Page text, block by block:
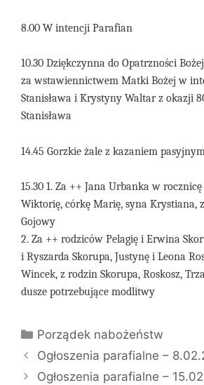
8.00 W intencji Parafian
10.30 Dziękczynna do Opatrzności
za wstawiennictwem Matki Bożej w
Stanisława i Krystyny Waltar z okazji
Stanisława
14.45 Gorzkie żale z kazaniem
15.30 1. Za ++ Jana Urbanka w
Wiktorię, córkę Marię, syna Krystiana,
Gojowy
2. Za ++ rodziców Pelagię i Erwina
i Ryszarda Skorupa, Justynę i Leona
Wincek, z rodzin Skorupa, Roskosz,
dusze potrzebujące modlitwy
Kategorie
Porządek nabożeństw
Ogłoszenia parafialne –
Ogłoszenia parafialne –